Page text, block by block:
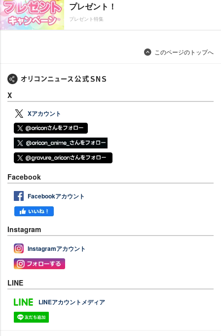
プレゼント！
プレゼント特集
このページのトップへ
X
Xアカウント
Facebook
Facebookアカウント
Instagram
Instagramアカウント
LINE
LINEアカウントメディア